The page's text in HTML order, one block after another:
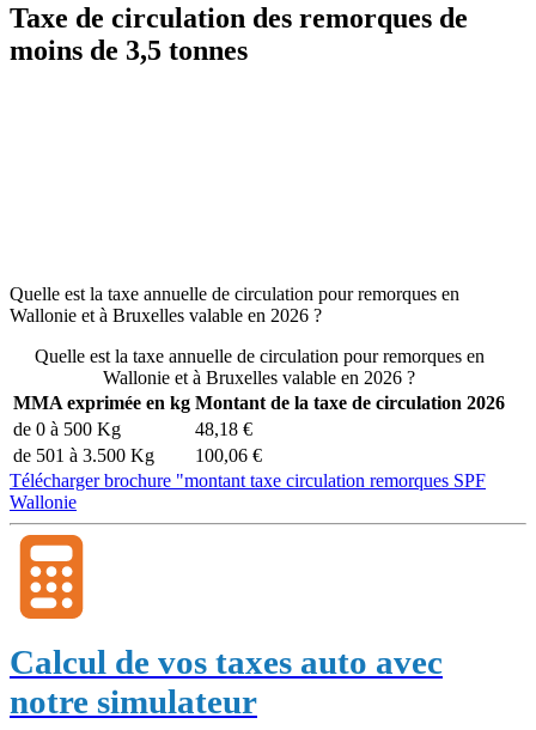
Taxe de circulation des remorques de
moins de 3,5 tonnes
Quelle est la taxe annuelle de circulation pour remorques en
Wallonie et à Bruxelles valable en 2026 ?
Quelle est la taxe annuelle de circulation pour remorques en
Wallonie et à Bruxelles valable en 2026 ?
MMA exprimée en kg Montant de la taxe de circulation 2026
de 0 à 500 Kg
48,18 €
de 501 à 3.500 Kg
100,06 €
Télécharger brochure "montant taxe circulation remorques SPF
Wallonie
Calcul de vos taxes auto avec
notre simulateur